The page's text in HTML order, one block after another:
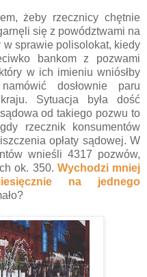
żeby rzecznicy chętnie
się z powództwami na
w sprawie polisolokat, kiedy
bankom z pozwami
w ich imieniu wniósłby
dosłownie paru
Sytuacja była dość
od takiego pozwu to
rzecznik konsumentów
opłaty sądowej. W
wnieśli 4317 pozwów,
ok. 350. Wychodzi mniej
na jednego